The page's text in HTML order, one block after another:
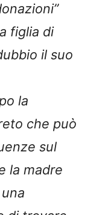
figlia di
il suo
la
che può
sul
la madre